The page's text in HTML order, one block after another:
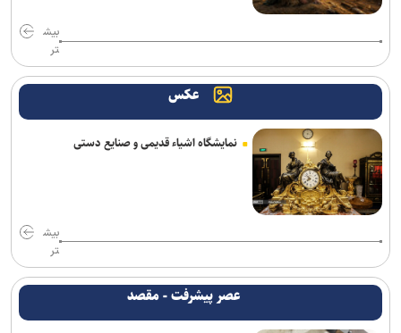
همکاری ایران و کشورهای آسیایی برای توسعه پژوهش‌های سلامت و بیمه
پایان کار باند قاپ‌زنی در شرق تهران؛ ۳۵ مالباخته شناسایی شدند
باند سارقان منازل در شرق تهران متلاشی شد؛ اعتراف به ۹ فقره سرقت
سردار رادان انتصاب محسن رضایی به دبیری شورای عالی امنیت ملی را
تبریک گفت
تأمین دارو تابع منافع یک بنگاه خاص نیست؛ معیار سازمان غذا و دارو
سلامت و دسترسی پایدار بیماران است
بیش
تر
عکس
نمایشگاه اشیاء قدیمی و صنایع دستی
بیش
تر
عصر پیشرفت - مقصد